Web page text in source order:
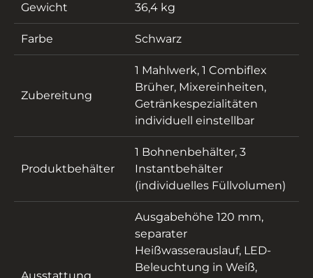
Gewicht 36,4 kg
Farbe Schwarz
Zubereitung
1 Mahlwerk, 1 Combiflex
Brüher, Mixereinheiten,
Getränkespezialitäten
individuell einstellbar
Produktbehälter
1 Bohnenbehälter, 3
Instantbehälter
(individuelles Füllvolumen)
Ausgabehöhe 120 mm,
separater
Heißwasserauslauf, LED-
Beleuchtung in Weiß,